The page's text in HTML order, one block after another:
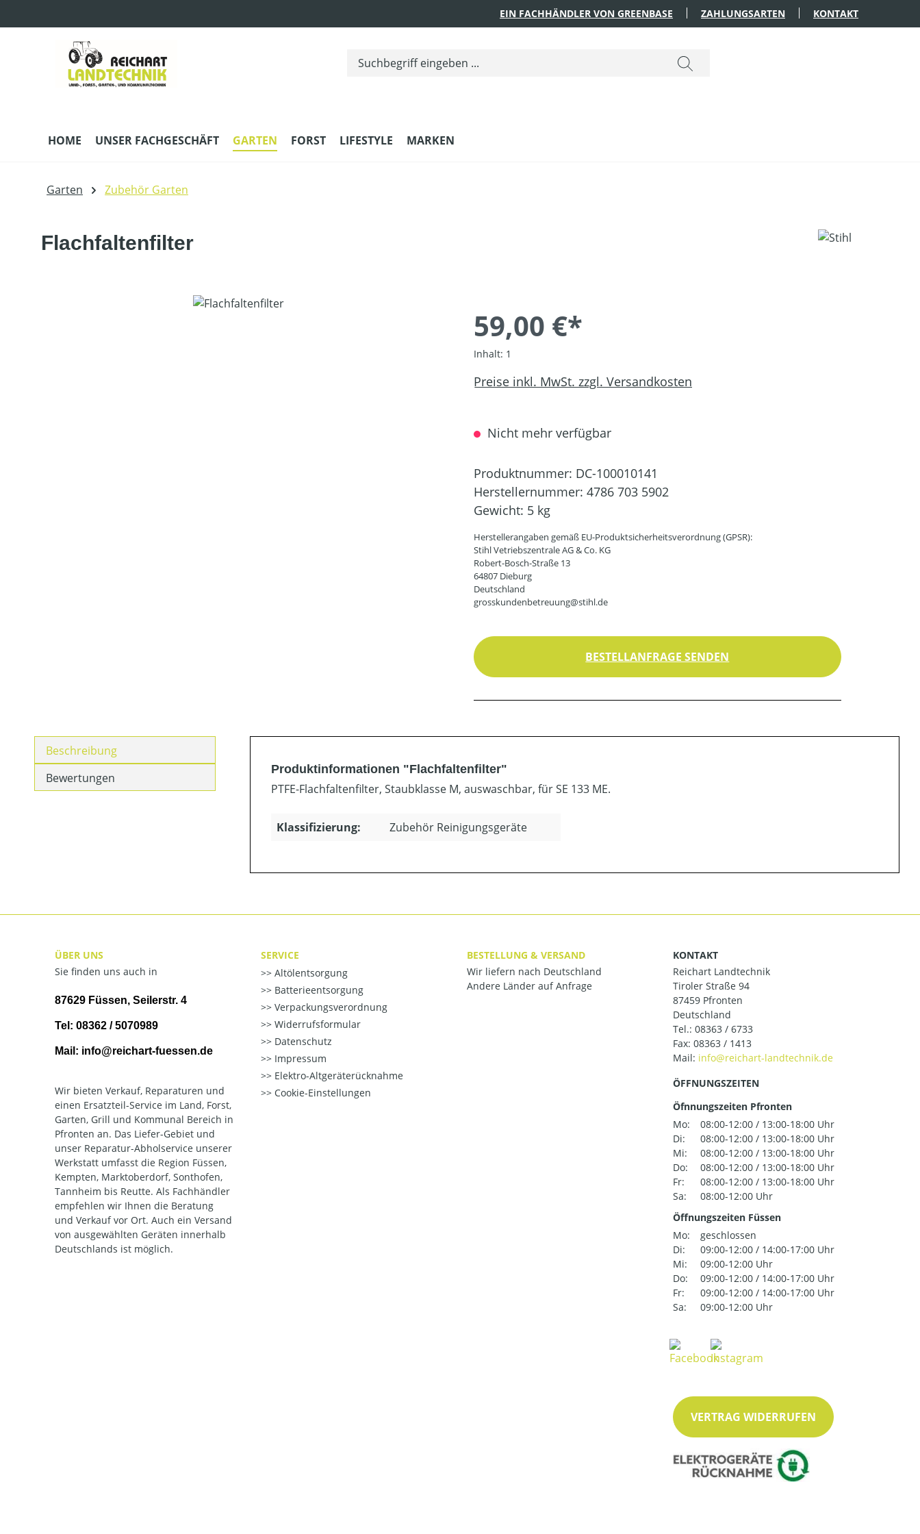
EIN FACHHÄNDLER VON GREENBASE ZAHLUNGSARTEN KONTAKT
HOME UNSER FACHGESCHÄFT GARTEN FORST LIFESTYLE MARKEN
Garten Zubehör Garten
Flachfaltenfilter
59,00 €*
Inhalt: 1
Preise inkl. MwSt. zzgl. Versandkosten
Nicht mehr verfügbar
Produktnummer: DC-100010141
Herstellernummer: 4786 703 5902
Gewicht: 5 kg
Herstellerangaben gemäß EU-Produktsicherheitsverordnung (GPSR):
Stihl Vetriebszentrale AG & Co. KG
Robert-Bosch-Straße 13
64807 Dieburg
Deutschland
grosskundenbetreuung@stihl.de
BESTELLANFRAGE SENDEN
Beschreibung
Bewertungen
Produktinformationen "Flachfaltenfilter"
PTFE-Flachfaltenfilter, Staubklasse M, auswaschbar, für SE 133 ME.
Klassifizierung: Zubehör Reinigungsgeräte
ÜBER UNS
Sie finden uns auch in
87629 Füssen, Seilerstr. 4
Tel: 08362 / 5070989
Mail: info@reichart-fuessen.de
Wir bieten Verkauf, Reparaturen und
einen Ersatzteil-Service im Land, Forst,
Garten, Grill und Kommunal Bereich in
Pfronten an. Das Liefer-Gebiet und
unser Reparatur-Abholservice unserer
Werkstatt umfasst die Region Füssen,
Kempten, Marktoberdorf, Sonthofen,
Tannheim bis Reutte. Als Fachhändler
empfehlen wir Ihnen die Beratung
und Verkauf vor Ort. Auch ein Versand
von ausgewählten Geräten innerhalb
Deutschlands ist möglich.
SERVICE
Altölentsorgung
Batterieentsorgung
Verpackungsverordnung
Widerrufsformular
Datenschutz
Impressum
Elektro-Altgeräterücknahme
Cookie-Einstellungen
BESTELLUNG & VERSAND
Wir liefern nach Deutschland
Andere Länder auf Anfrage
KONTAKT
Reichart Landtechnik
Tiroler Straße 94
87459 Pfronten
Deutschland
Tel.: 08363 / 6733
Fax: 08363 / 1413
Mail:
ÖFFNUNGSZEITEN
Öfnnungszeiten Pfronten
Mo:
08:00-12:00 / 13:00-18:00 Uhr
Di:
08:00-12:00 / 13:00-18:00 Uhr
Mi:
08:00-12:00 / 13:00-18:00 Uhr
Do:
08:00-12:00 / 13:00-18:00 Uhr
Fr:
08:00-12:00 / 13:00-18:00 Uhr
Sa:
08:00-12:00 Uhr
Öffnungszeiten Füssen
Mo:
geschlossen
Di:
09:00-12:00 / 14:00-17:00 Uhr
Mi:
09:00-12:00 Uhr
Do:
09:00-12:00 / 14:00-17:00 Uhr
Fr:
09:00-12:00 / 14:00-17:00 Uhr
Sa:
09:00-12:00 Uhr
VERTRAG WIDERRUFEN